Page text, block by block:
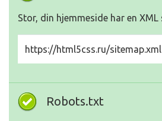
Stor, din hjemmeside har en XML
https://html5css.ru/sitemap.xml
Robots.txt